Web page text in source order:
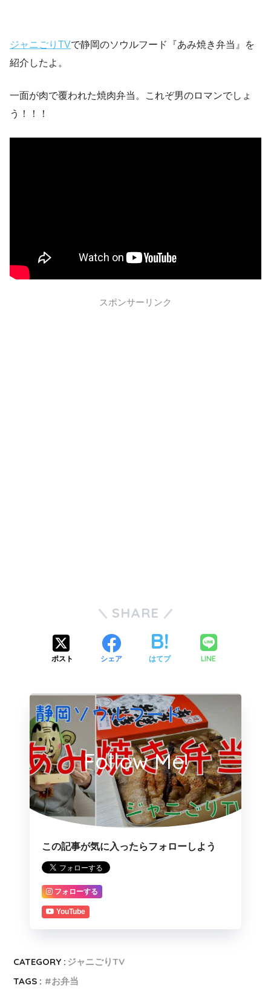
ジャニごりTVで静岡のソウルフード『あみ焼き弁当』を
紹介したよ。
一面が肉で覆われた焼肉弁当。これぞ男のロマンでしょ
う！！！
スポンサーリンク
SHARE
ポスト シェア はてブ LINE
Follow Me!
この記事が気に入ったらフォローしよう
フォローする
YouTube
CATEGORY : ジャニごりTV
TAGS :
お弁当